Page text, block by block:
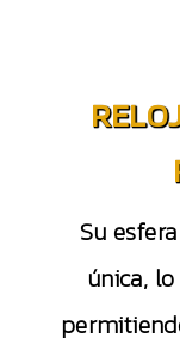
Su
única,